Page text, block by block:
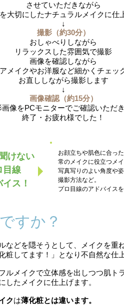
させていただきながら
大切にしたナチュラルメイクに仕
↓
撮影（約30分）
おしゃべりしながら
リラックスした雰囲気で撮影
画像を確認しながら
メイクやお洋服など細かくチェッ
お直ししながら撮影します
↓
画像確認（約15分）
画像をPCモニターでご確認いただ
終了・お疲れ様でした！
けない
目線
ス！
お顔立ちや肌色に合っ
常のメイクに役立つメイ
写真写りのよい角度や
撮影方法など。
プロ目線のアドバイス
すか？
などを隠そうとして、メイクを重
粧してます！」となり不自然な仕
ルメイクで立体感を出しつつ肌ト
したメイクに仕上げます。
クは薄化粧とは違います。